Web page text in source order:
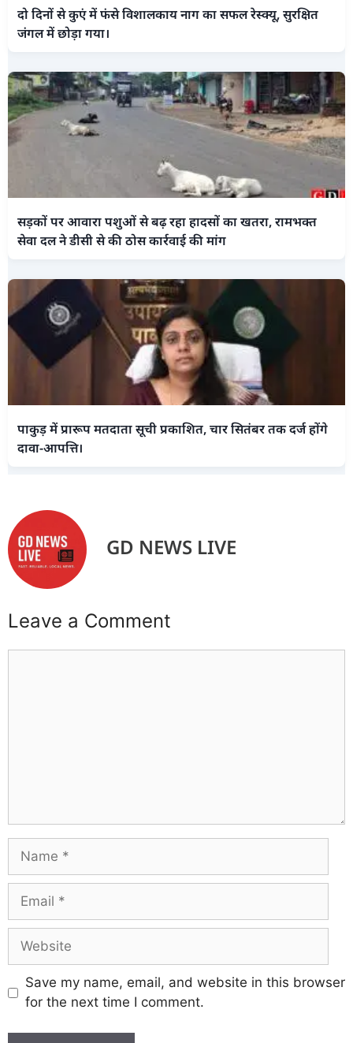
दो दिनों से कुएं में फंसे विशालकाय नाग का सफल रेस्क्यू, सुरक्षित
जंगल में छोड़ा गया।
सड़कों पर आवारा पशुओं से बढ़ रहा हादसों का खतरा, रामभक्त
सेवा दल ने डीसी से की ठोस कार्रवाई की मांग
पाकुड़ में प्रारूप मतदाता सूची प्रकाशित, चार सितंबर तक दर्ज होंगे
दावा-आपत्ति।
GD NEWS LIVE
Leave a Comment
Save my name, email, and website in this browser
for the next time I comment.